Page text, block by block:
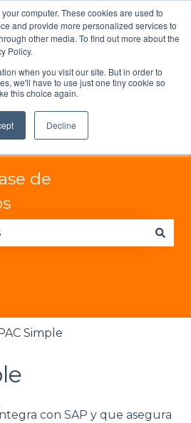
computer. These cookies are used to
and provide more personalized services to
other media. To find out more about the
Policy.
when you visit our site. But in order to
we'll have to use just one tiny cookie so
this choice again.
Decline
de Mostrar
Iniciar sesión
de
Simple
con SAP y que asegura